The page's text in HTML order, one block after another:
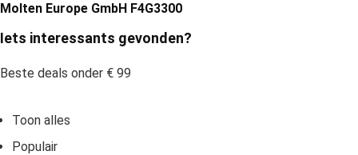
Molten Europe GmbH F4G3300
Iets interessants gevonden?
Beste deals onder € 99
Toon alles
Populair